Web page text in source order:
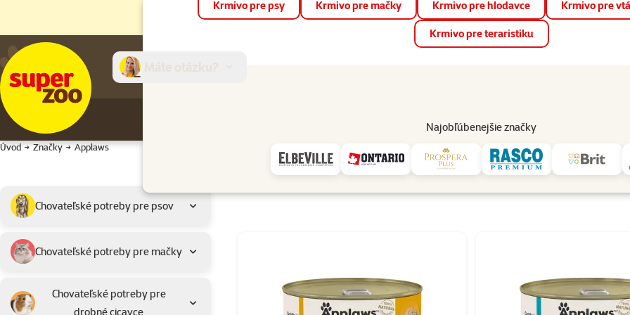
📱 Stiahnite si novú aplikáciu Super zoo.Viac informácií
Krmivo pre psy Krmivo pre mačky Krmivo pre hlodavce Krmivo pre
Krmivo pre teraristiku
Najobľúbenejšie značky
Predajne Služby
Úvod Značky Applaws
Applaws
Podkategória
Chovateľské potreby pre psov
Chovateľské potreby pre mačky
Chovateľské potreby pre
drobné cicavce
Vybrané filtre